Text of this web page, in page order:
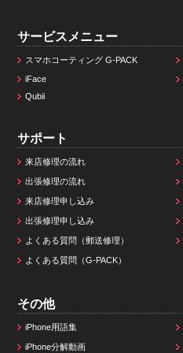
サービスメニュー
スマホコーティング G-PACK
iFace
Qubii
サポート
来店修理の流れ
出張修理の流れ
来店修理申し込み
出張修理申し込み
よくある質問（郵送修理）
よくある質問（G-PACK）
その他
iPhone用語集
iPhone分解動画